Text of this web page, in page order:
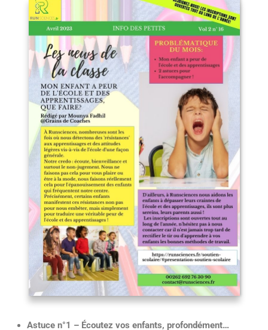
Astuce n°1 – Écoutez vos enfants, profondément…